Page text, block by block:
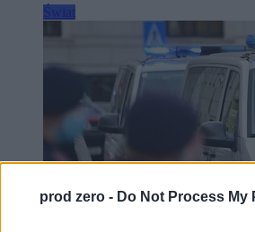
prod zero - Do Not Process